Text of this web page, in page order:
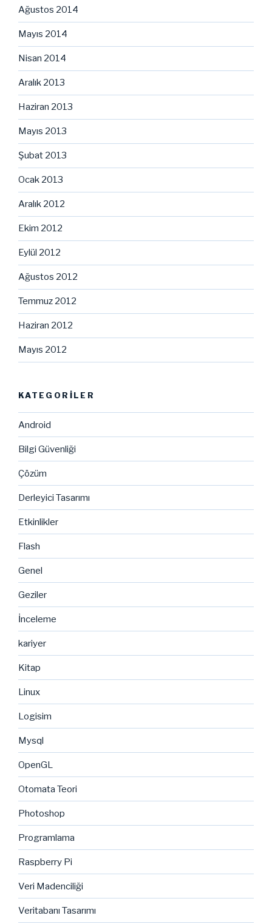
Ağustos 2014
Mayıs 2014
Nisan 2014
Aralık 2013
Haziran 2013
Mayıs 2013
Şubat 2013
Ocak 2013
Aralık 2012
Ekim 2012
Eylül 2012
Ağustos 2012
Temmuz 2012
Haziran 2012
Mayıs 2012
KATEGORILER
Android
Bilgi Güvenliği
Çözüm
Derleyici Tasarımı
Etkinlikler
Flash
Genel
Geziler
İnceleme
kariyer
Kitap
Linux
Logisim
Mysql
OpenGL
Otomata Teori
Photoshop
Programlama
Raspberry Pi
Veri Madenciliği
Veritabanı Tasarımı